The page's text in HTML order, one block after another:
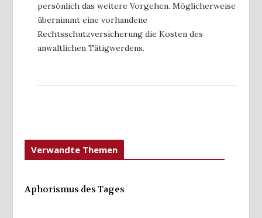
persönlich das weitere Vorgehen. Möglicherweise
übernimmt eine vorhandene
Rechtsschutzversicherung die Kosten des
anwaltlichen Tätigwerdens.
Verwandte Themen
Aphorismus des Tages